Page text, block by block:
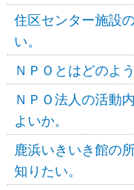
住区センター施設
い。
ＮＰＯとはどのよ
ＮＰＯ法人の活動
よいか。
鹿浜いきいき館の
知りたい。